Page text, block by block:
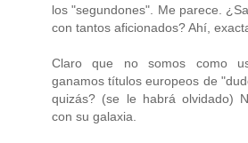
los "segundones". Me parece.
con tantos aficionados? Ahí,
Claro que no somos como
ganamos títulos europeos de
quizás? (se le habrá olvidado)
con su galaxia.